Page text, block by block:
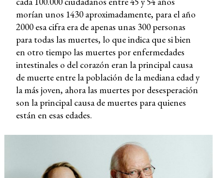
morían unos 1430 aproximadamente, para el año
2000 esa cifra era de apenas unas 300 personas
para todas las muertes, lo que indica que si bien
en otro tiempo las muertes por enfermedades
intestinales o del corazón eran la principal causa
de muerte entre la población de la mediana edad y
la más joven, ahora las muertes por desesperación
son la principal causa de muertes para quienes
están en esas edades.